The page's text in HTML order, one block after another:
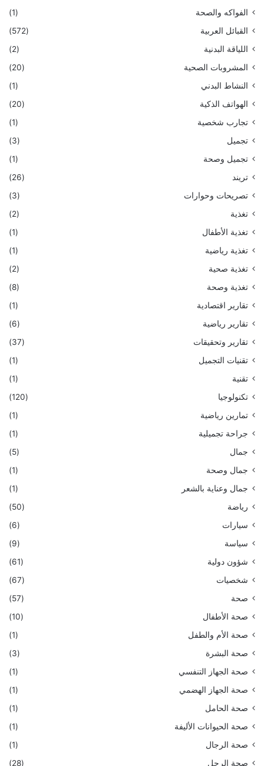
الفواكه والصحة
(1)
القبائل العربية
(572)
اللياقة البدنية
(2)
المشروبات الصحية
(20)
النشاط البدني
(1)
الهواتف الذكية
(20)
تجارب شخصية
(1)
تجميل
(3)
تجميل وصحة
(1)
تريند
(26)
تصريحات وحوارات
(3)
تغذية
(2)
تغذية الأطفال
(1)
تغذية رياضية
(1)
تغذية صحية
(2)
تغذية وصحة
(8)
تقارير اقتصادية
(1)
تقارير رياضية
(6)
تقارير وتحقيقات
(37)
تقنيات التجميل
(1)
تقنية
(1)
تكنولوجيا
(120)
تمارين رياضية
(1)
جراحة تجميلية
(1)
جمال
(5)
جمال وصحة
(1)
جمال وعناية بالشعر
(1)
رياضة
(50)
سيارات
(6)
سياسة
(9)
شؤون دولية
(61)
شخصيات
(67)
صحة
(57)
صحة الأطفال
(10)
صحة الأم والطفل
(1)
صحة البشرة
(3)
صحة الجهاز التنفسي
(1)
صحة الجهاز الهضمي
(1)
صحة الحامل
(1)
صحة الحيوانات الأليفة
(1)
صحة الرجال
(1)
صحة الرجل
(28)